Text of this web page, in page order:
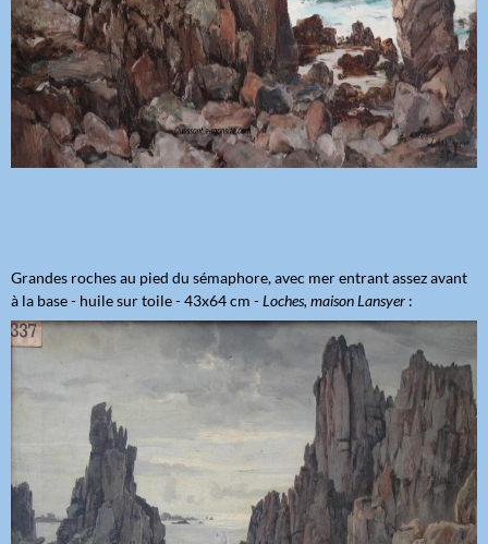
Grandes roches au pied du sémaphore, avec mer entrant assez avant
à la base - huile sur toile - 43x64 cm -Loches, maison Lansyer :